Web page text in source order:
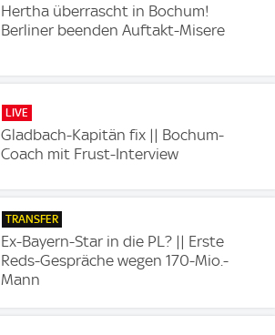
Hertha überrascht in Bochum!
Berliner beenden Auftakt-Misere
LIVE
Gladbach-Kapitän fix || Bochum-
Coach mit Frust-Interview
TRANSFER
Ex-Bayern-Star in die PL? || Erste
Reds-Gespräche wegen 170-Mio.-
Mann